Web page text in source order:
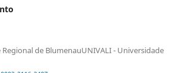
Regional de BlumenauUNIVALI - Universidade